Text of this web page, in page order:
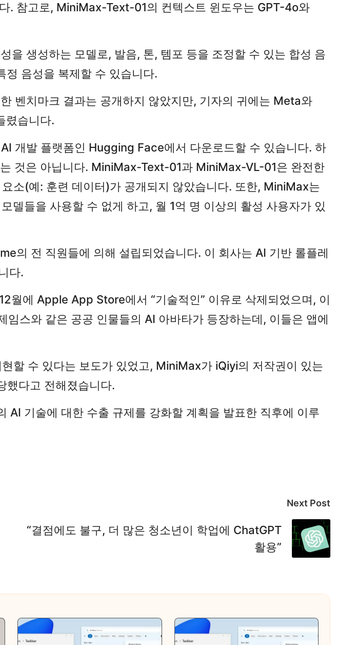
. 참고로, MiniMax-Text-01의 컨텍스트 윈도우는 GPT-4o와
생성하는 모델로, 발음, 톤, 템포 등을 조정할 수 있는 합성 음
정 음성을 복제할 수 있습니다.
벤치마크 결과는 공개하지 않았지만, 기자의 귀에는 Meta와
렸습니다.
개발 플랫폼인 Hugging Face에서 다운로드할 수 있습니다. 하
것은 아닙니다. MiniMax-Text-01과 MiniMax-VL-01은 완전한
소(예: 훈련 데이터)가 공개되지 않았습니다. 또한, MiniMax는
델들을 사용할 수 없게 하고, 월 1억 명 이상의 활성 사용자가 있
의 전 직원들에 의해 설립되었습니다. 이 회사는 AI 기반 롤플레
다.
월에 Apple App Store에서 “기술적인” 이유로 삭제되었으며, 이
스와 같은 공공 인물들의 AI 아바타가 등장하는데, 이들은 앱에
할 수 있다는 보도가 있었고, MiniMax가 iQiyi의 저작권이 있는
했다고 전해졌습니다.
기술에 대한 수출 규제를 강화할 계획을 발표한 직후에 이루
Next Post
“결점에도 불구, 더 많은 청소년이 학업에 ChatGPT
활용”